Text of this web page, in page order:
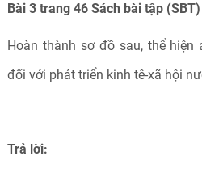
Bài 3 trang 46 Sách bài tập
Hoàn thành sơ đồ sau, thể
đối với phát triển kinh tê-xã hội
Trả lời: